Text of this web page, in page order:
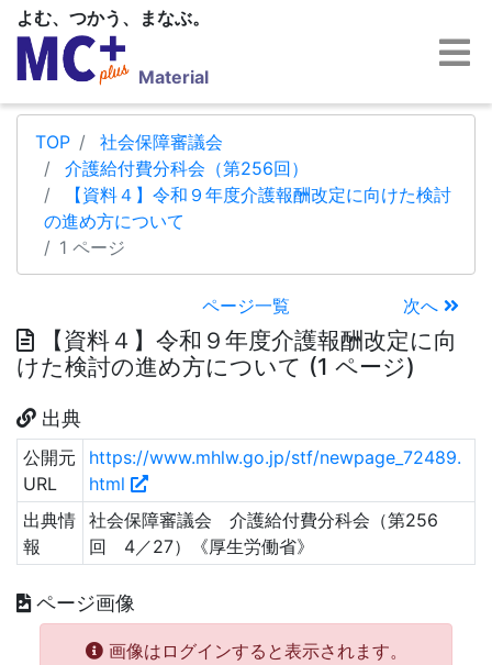
よむ、つかう、まなぶ。
Material
TOP
社会保障審議会
介護給付費分科会（第256回）
【資料４】令和９年度介護報酬改定に向けた検討
の進め方について
1 ページ
ページ一覧 次へ
【資料４】令和９年度介護報酬改定に向
けた検討の進め方について (1 ページ)
出典
公開元
URL
https://www.mhlw.go.jp/stf/newpage_72489.
html
出典情
報
社会保障審議会 介護給付費分科会（第256
回 4／27）《厚生労働省》
ページ画像
画像はログインすると表示されます。